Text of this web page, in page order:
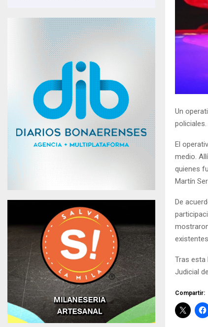
Un
policiales.
El
medio.
quienes
Martín
De
Tras esta
Judicial
Compartir: